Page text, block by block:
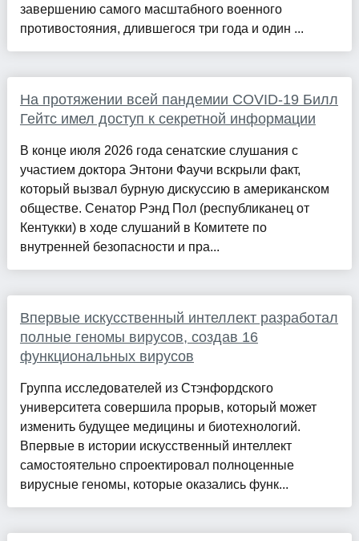
завершению самого масштабного военного
противостояния, длившегося три года и один ...
На протяжении всей пандемии COVID-19 Билл
Гейтс имел доступ к секретной информации
В конце июля 2026 года сенатские слушания с
участием доктора Энтони Фаучи вскрыли факт,
который вызвал бурную дискуссию в американском
обществе. Сенатор Рэнд Пол (республиканец от
Кентукки) в ходе слушаний в Комитете по
внутренней безопасности и пра...
Впервые искусственный интеллект разработал
полные геномы вирусов, создав 16
функциональных вирусов
Группа исследователей из Стэнфордского
университета совершила прорыв, который может
изменить будущее медицины и биотехнологий.
Впервые в истории искусственный интеллект
самостоятельно спроектировал полноценные
вирусные геномы, которые оказались функ...